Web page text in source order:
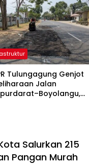
Tulungagung Genjot
Jalan
Salurkan 215
Pangan Murah